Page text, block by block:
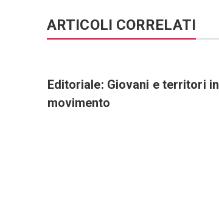
ARTICOLI CORRELATI
Editoriale: Giovani e territori in
movimento